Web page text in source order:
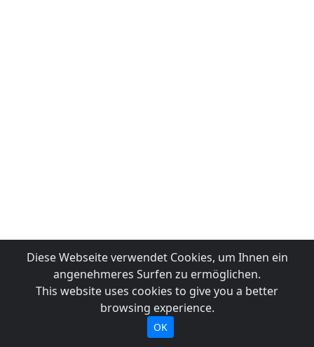
Diese Webseite verwendet Cookies, um Ihnen ein
angenehmeres Surfen zu ermöglichen.
This website uses cookies to give you a better
browsing experience.
OK